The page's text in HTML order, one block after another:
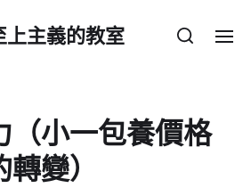
上主義的教室
（小一包養價格
變）